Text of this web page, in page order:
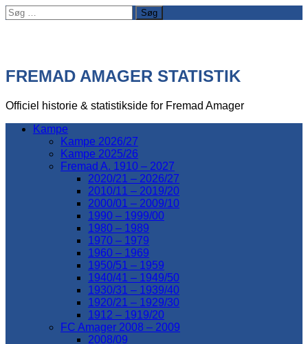
Søg
efter:
FREMAD AMAGER STATISTIK
Officiel historie & statistikside for Fremad Amager
Kampe
Kampe 2026/27
Kampe 2025/26
Fremad A. 1910 – 2027
2020/21 – 2026/27
2010/11 – 2019/20
2000/01 – 2009/10
1990 – 1999/00
1980 – 1989
1970 – 1979
1960 – 1969
1950/51 – 1959
1940/41 – 1949/50
1930/31 – 1939/40
1920/21 – 1929/30
1912 – 1919/20
FC Amager 2008 – 2009
2008/09